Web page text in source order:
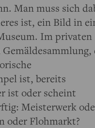
Man muss sich
ist, ein Bild in
Im privaten
ist, bereits
ist oder scheint
Meisterwerk
oder Flohmarkt?